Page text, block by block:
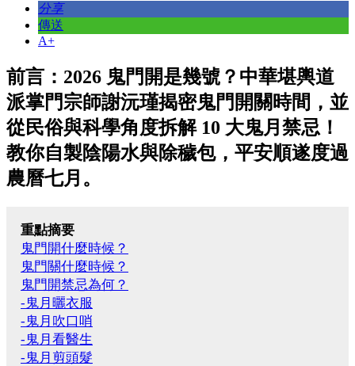
分享
傳送
A+
前言：2026 鬼門開是幾號？中華堪輿道
派掌門宗師謝沅瑾揭密鬼門開關時間，並
從民俗與科學角度拆解 10 大鬼月禁忌！
教你自製陰陽水與除穢包，平安順遂度過
農曆七月。
重點摘要
鬼門開什麼時候？
鬼門關什麼時候？
鬼門開禁忌為何？
-鬼月曬衣服
-鬼月吹口哨
-鬼月看醫生
-鬼月剪頭髮